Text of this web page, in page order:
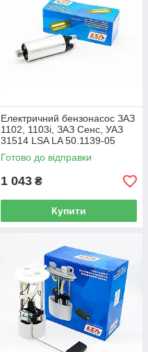
Електричний бензонасос ЗАЗ
1102, 1103i, ЗАЗ Сенс, УАЗ
31514 LSA LA 50.1139-05
Готово до відправки
1 043 ₴
Купити